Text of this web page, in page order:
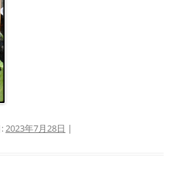
2023年7月28日 |